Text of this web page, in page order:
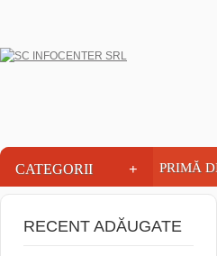
CATEGORII +
INFOCENTER
PRIMĂ
RECENT ADĂUGATE